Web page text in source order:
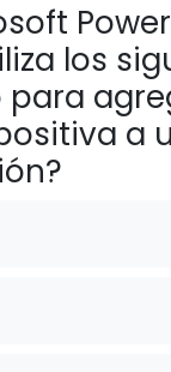
los
para
a